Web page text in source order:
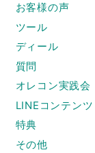
お客様の声
ツール
ディール
質問
オレコン実践会
LINEコンテンツ
特典
その他